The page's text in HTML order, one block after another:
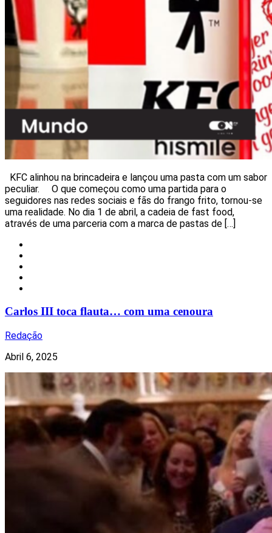
KFC alinhou na brincadeira e lançou uma pasta com um sabor
peculiar. O que começou como uma partida para o
seguidores nas redes sociais e fãs do frango frito, tornou-se
uma realidade. No dia 1 de abril, a cadeia de fast food,
através de uma parceria com a marca de pastas de […]
Carlos III toca flauta… com uma cenoura
Redação
Abril 6, 2025